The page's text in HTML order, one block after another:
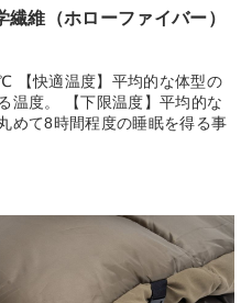
維（ホローファイバー）
【快適温度】平均的な体型の
温度。 【下限温度】平均的な
めて8時間程度の睡眠を得る事